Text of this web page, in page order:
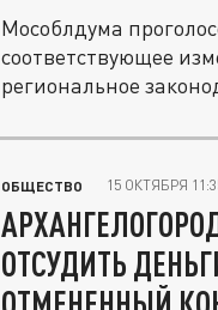
Мособлдума
соответствующее
региональное
ОБЩЕСТВО 15 ОКТЯБРЯ
ОТСУДИТЬ